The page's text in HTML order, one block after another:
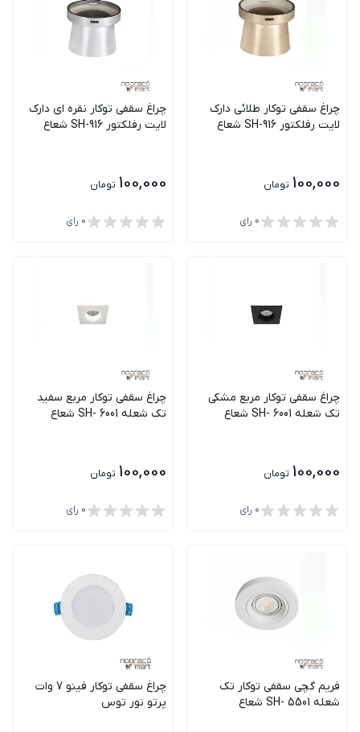
چراغ سقفی توکار طلائی دارک
لایت رفلکتور SH-916 شعاع
100,000 تومان
0 رای
چراغ سقفی توکار نقره ای دارک
لایت رفلکتور SH-916 شعاع
100,000 تومان
0 رای
چراغ سقفی توکار مربع مشکی
تک شعله SH- 6001 شعاع
100,000 تومان
0 رای
چراغ سقفی توکار مربع سفید
تک شعله SH- 6001 شعاع
100,000 تومان
0 رای
فریم گچی سقفی توکار تک
شعله SH- 5501 شعاع
چراغ سقفی توکار فینو 7 وات
پرتو نور توس